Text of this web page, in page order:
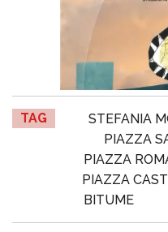
TAG STEFANIA
PIAZZA
PIAZZA
PIAZZA
BITUME